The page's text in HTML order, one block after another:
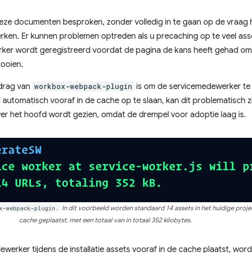
documenten besproken, zonder volledig in te gaan op de vraag
Er kunnen problemen optreden als u precaching op te veel
wordt geregistreerd voordat de pagina de kans heeft gehad
van workbox-webpack-plugin is om de servicemedewerker
vooraf in de cache op te slaan, kan dit problematisch
het hoofd wordt gezien, omdat de drempel voor adoptie laag is.
webpack-plugin.
In dit voorbeeld worden standaard 14 assets in het huidige
cache geplaatst, met een totaal van in totaal 352 kilobytes.
tijdens de installatie assets vooraf in de cache plaatst,